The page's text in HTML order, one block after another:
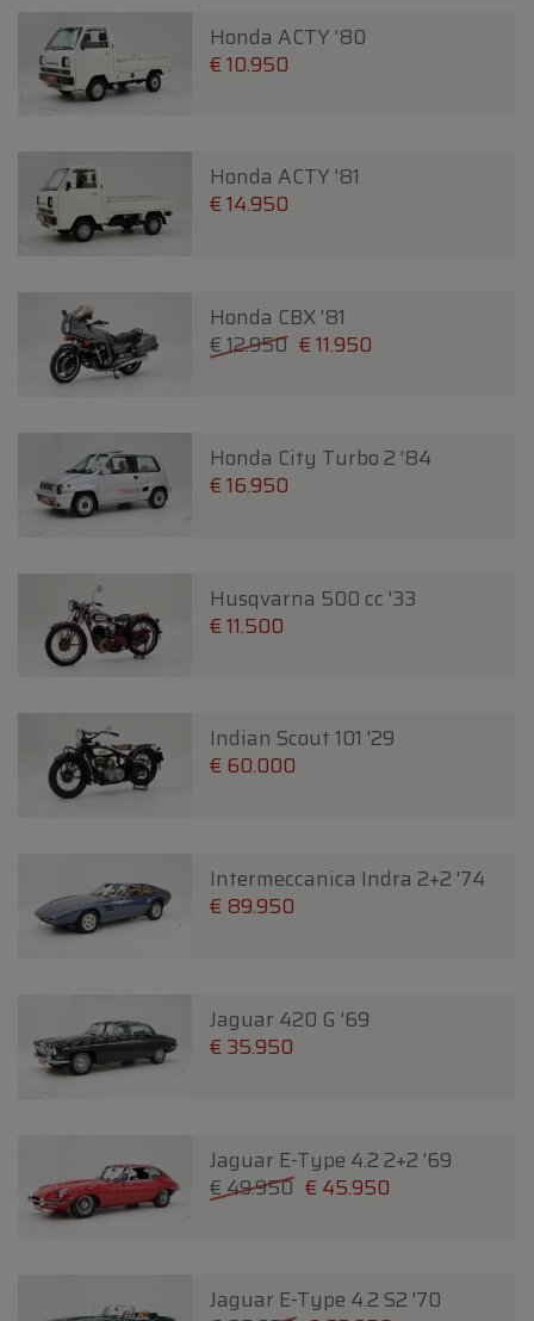
Honda ACTY '80
€ 10.950
Honda ACTY '81
€ 14.950
Honda CBX '81
€ 12.950 € 11.950
Honda City Turbo 2 '84
€ 16.950
Husqvarna 500 cc '33
€ 11.500
Indian Scout 101 '29
€ 60.000
Intermeccanica Indra 2+2 '74
€ 89.950
Jaguar 420 G '69
€ 35.950
Jaguar E-Type 4.2 2+2 '69
€ 49.950 € 45.950
Jaguar E-Type 4.2 S2 '70